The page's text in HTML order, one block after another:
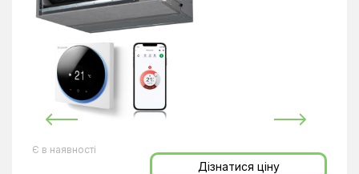
Є в наявності
Дізнатися ціну